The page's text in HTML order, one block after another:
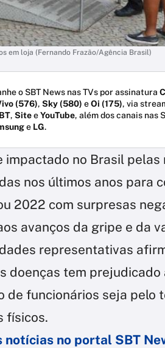
em loja (Fernando Frazão/Agência Brasil)
o SBT News nas TVs por assinatura
(576), Sky (580) eOi (175), via
, SiteeYouTube, além dos canais nas
e LG.
impactado no Brasil
nos últimos anos para
2022 com surpresas
avanços da gripe e da
representativas
doenças tem
de funcionários seja pelo
físicos.
notícias no portal SBT